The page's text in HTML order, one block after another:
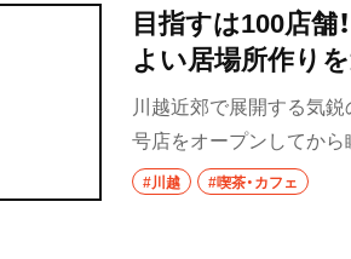
目指すは100店舗
よい居場所作り
川越近郊で展開する気鋭
号店をオープンしてか
ともいえる。そんな『
#川越 #喫茶・カフェ